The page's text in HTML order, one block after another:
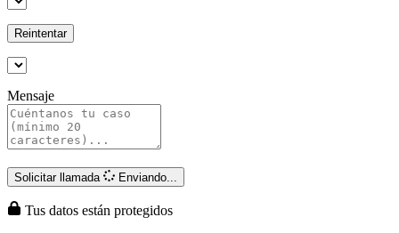
Reintentar
Mensaje
Solicitar llamada Enviando...
Tus datos están protegidos